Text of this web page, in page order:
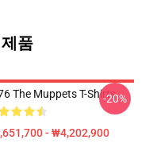
품
The Muppets T-Shirts
- ₩4,202,900
-20%